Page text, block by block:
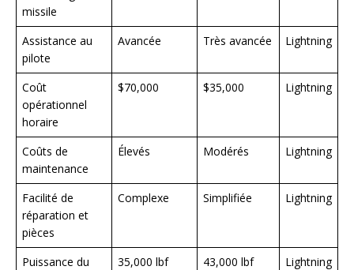
missile
Assistance au
pilote
Avancée Très avancée Lightning
Coût
opérationnel
horaire
$70,000 $35,000 Lightning
Coûts de
maintenance
Élevés Modérés Lightning
Facilité de
réparation et
pièces
Complexe Simplifiée Lightning
Puissance du
35,000 lbf 43,000 lbf Lightning